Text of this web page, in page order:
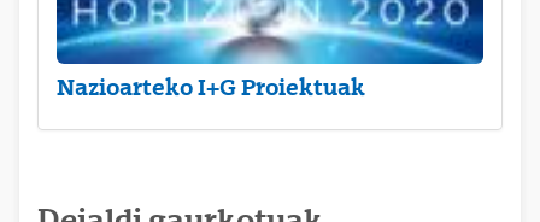
Nazioarteko I+G Proiektuak